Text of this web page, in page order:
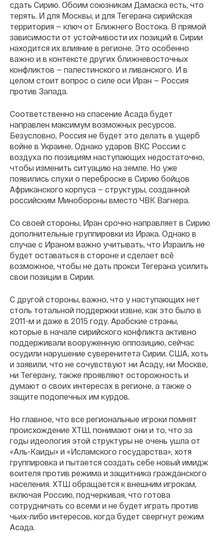
сдать Сирию. Обоим союзникам Дамаска есть, что
терять. И для Москвы, и для Тегерана сирийская
территория — ключ от Ближнего Востока. В прямой
зависимости от устойчивости их позиций в Сирии
находится их влияние в регионе. Это особенно
важно и в контексте других ближневосточных
конфликтов — палестинского и ливанского. И в
целом стоит вопрос о силе оси Иран — Россия
против Запада.
Соответственно на спасение Асада будет
направлен максимум возможных ресурсов.
Безусловно, Россия не будет это делать в ущерб
войне в Украине. Однако ударов ВКС России с
воздуха по позициям наступающих недостаточно,
чтобы изменить ситуацию на земле. Но уже
появились слухи о переброске в Сирию бойцов
Африканского корпуса — структуры, созданной
российским Минобороны вместо ЧВК Вагнера.
Со своей стороны, Иран срочно направляет в Сирию
дополнительные группировки из Ирака. Однако в
случае с Ираном важно учитывать, что Израиль не
будет оставаться в стороне и сделает всё
возможное, чтобы не дать прокси Тегерана усилить
свои позиции в Сирии.
С другой стороны, важно, что у наступающих нет
столь тотальной поддержки извне, как это было в
2011-м и даже в 2015 году. Арабские страны,
которые в начале сирийского конфликта активно
поддерживали вооруженную оппозицию, сейчас
осудили нарушение суверенитета Сирии. США, хоть
и заявили, что не сочувствуют ни Асаду, ни Москве,
ни Тегерану, также проявляют осторожность и
думают о своих интересах в регионе, а также о
защите подопечных им курдов.
Но главное, что все региональные игроки помнят
происхождение ХТШ, понимают они и то, что за
годы идеология этой структуры не очень ушла от
«Аль-Каиды» и «Исламского государства», хотя
группировка и пытается создать себе новый имидж
воителя против режима и защитника гражданского
населения. ХТШ обращается к внешним игрокам,
включая Россию, подчеркивая, что готова
сотрудничать со всеми и не будет играть против
чьих-либо интересов, когда будет свергнут режим
Асада.